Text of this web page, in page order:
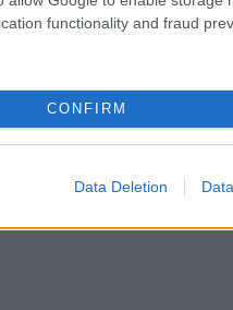
functionality and fraud
CONFIRM
Data Deletion